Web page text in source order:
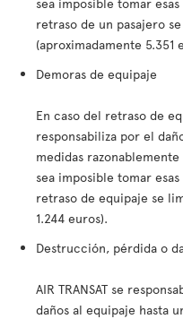
retraso de un pasajero
(aproximadamente 5.351
Demoras de equipaje
En caso del retraso de
responsabiliza por el
medidas
sea imposible tomar
retraso de equipaje se
1.244 euros).
Destrucción, pérdida o
AIR TRANSAT se
daños al equipaje hasta